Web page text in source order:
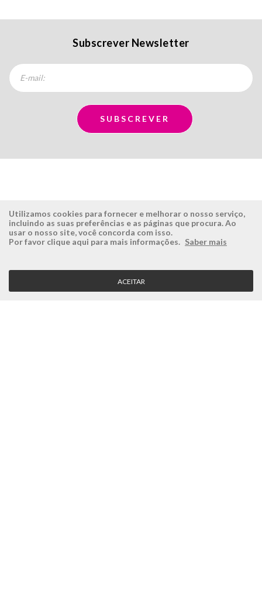
Subscrever Newsletter
ÉSISTEMAS
Empresa
Visão, Missão e Valores
ÁREA RESERVADA
Login
Recuperar Password
Utilizamos cookies para fornecer e melhorar o nosso serviço,
incluindo as suas preferências e as páginas que procura. Ao
usar o nosso site, você concorda com isso.
Por favor clique aqui para mais informações. Saber mais
ACEITAR